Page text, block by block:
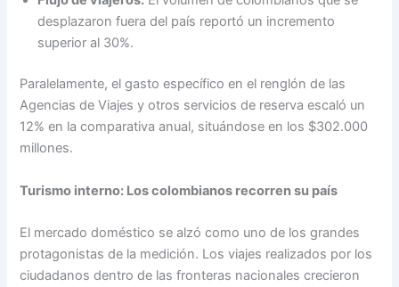
desplazaron fuera del país reportó un incremento
superior al 30%.
Paralelamente, el gasto específico en el renglón de las
Agencias de Viajes y otros servicios de reserva escaló un
12% en la comparativa anual, situándose en los $302.000
millones.
Turismo interno: Los colombianos recorren su país
El mercado doméstico se alzó como uno de los grandes
protagonistas de la medición. Los viajes realizados por los
ciudadanos dentro de las fronteras nacionales crecieron